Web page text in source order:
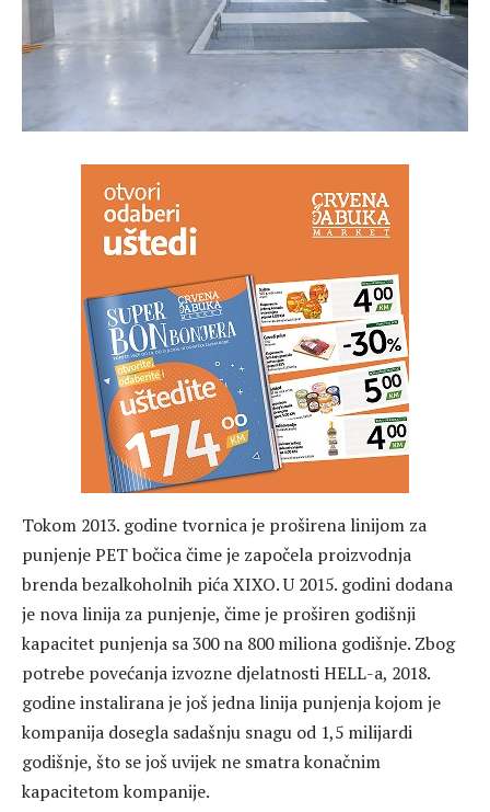
Tokom 2013. godine tvornica je proširena linijom za
punjenje PET bočica čime je započela proizvodnja
brenda bezalkoholnih pića XIXO. U 2015. godini dodana
je nova linija za punjenje, čime je proširen godišnji
kapacitet punjenja sa 300 na 800 miliona godišnje. Zbog
potrebe povećanja izvozne djelatnosti HELL-a, 2018.
godine instalirana je još jedna linija punjenja kojom je
kompanija dosegla sadašnju snagu od 1,5 milijardi
godišnje, što se još uvijek ne smatra konačnim
kapacitetom kompanije.